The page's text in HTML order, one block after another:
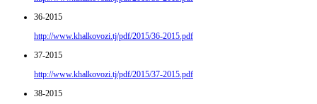
36-2015
http://www.khalkovozi.tj/pdf/2015/36-2015.pdf
37-2015
http://www.khalkovozi.tj/pdf/2015/37-2015.pdf
38-2015